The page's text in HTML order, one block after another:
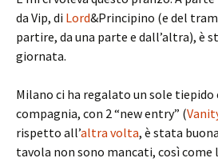
da Vip, di Lord&Principino (e del
partire, da una parte e dall’altra), è
giornata.
Milano ci ha regalato un sole tiepido
compagnia, con 2 “new entry” (
rispetto all’altra volta, è stata
tavola non sono mancati, così come